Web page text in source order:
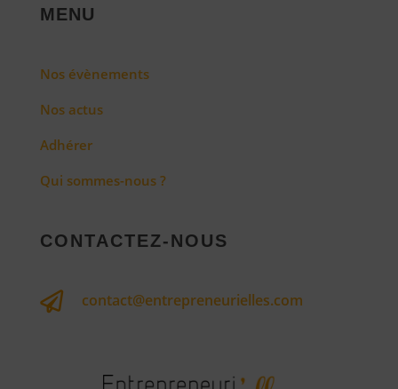
MENU
Nos évènements
Nos actus
Adhérer
Qui sommes-nous ?
CONTACTEZ-NOUS
 contact@entrepreneurielles.com